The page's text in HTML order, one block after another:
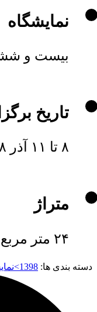
نمایشگاه
بیست و
تاریخ
۸ تا ۱۱ آذر ۹۸
متراژ
۲۴ متر مربع
دسته بندی ها: 1398>نمایشگاه چاپ ، بسته بندی و ماشین آلات وابسته